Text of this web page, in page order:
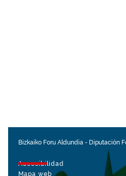
Bizkaiko Foru Aldundia - Diputación
Accesibilidad
Mapa web